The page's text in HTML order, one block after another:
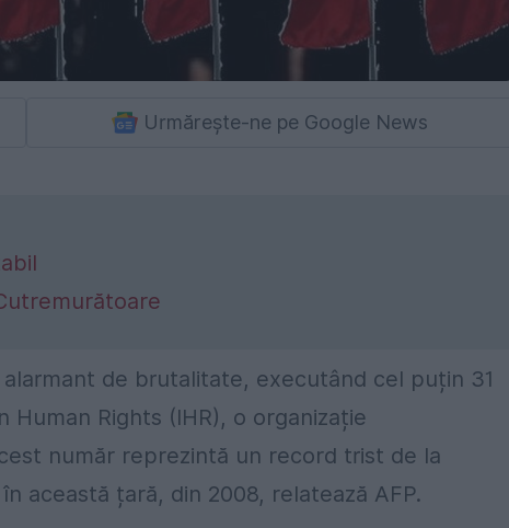
Urmărește-ne pe Google News
de brutalitate, executând cel puțin 31
Rights (IHR), o organizație
număr reprezintă un record trist de la
această țară, din 2008, relatează AFP.